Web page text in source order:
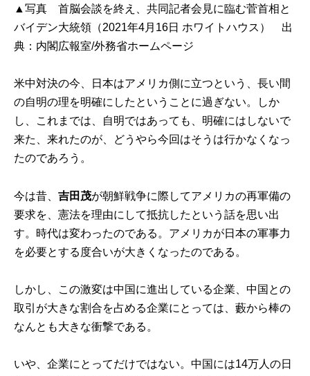
▲写真 首脳会談を終え、共同記者会見に臨む菅首相と
バイデン大統領（2021年4月16日 ホワイトハウス） 出
典： 内閣広報室/外務省ホームページ
米中対決の今、日本はアメリカ側に立つという、長い間
の自明の理を明確にしたということに過ぎない。しか
し、これまでは、自明ではあっても、明確にはしないで
来た、来れたのが、どうやら今回はそうは行かなくなっ
たのであろう。
今は昔、吉田茂が朝鮮戦争に際してアメリカの再軍備の
要求を、憲法を理由にして抵抗したという話を思い出
す。時代は変わったのである。アメリカが日本の軍事力
を必要とする度合いが大きくなったのである。
しかし、この激変は中国に進出している企業、中国との
取引が大きな割合を占める企業にとっては、藪から棒の
なんとも大きな衝撃である。
いや、企業にとってだけではない。中国には14万人の日